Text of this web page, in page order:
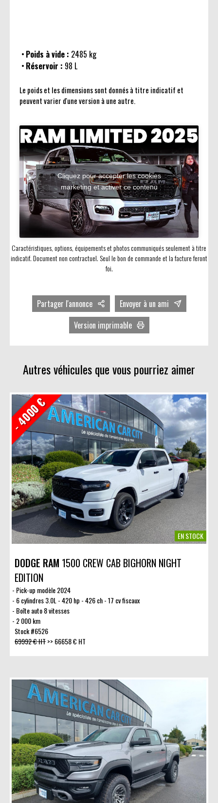
Poids à vide : 2485 kg
Réservoir : 98 L
Le poids et les dimensions sont donnés à titre indicatif et
peuvent varier d'une version à une autre.
Cliquez pour accepter les cookies
marketing et activer ce contenu
Caractéristiques, options, équipements et photos communiqués seulement à titre
indicatif. Document non contractuel. Seul le bon de commande et la facture feront
foi.
Partager l'annonce Envoyer à un ami
Version imprimable
Autres véhicules que vous pourriez aimer
- 4000 €
EN STOCK
DODGE RAM 1500 CREW CAB BIGHORN NIGHT
EDITION
Pick-up modèle 2024
6 cylindres 3.0L - 420 hp - 426 ch - 17 cv fiscaux
Boîte auto 8 vitesses
2 000 km
Stock #6526
69992 € HT>> 66658 € HT